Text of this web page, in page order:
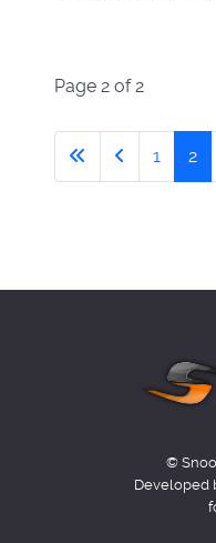
Page 2 of 2
1 2
©
Developed